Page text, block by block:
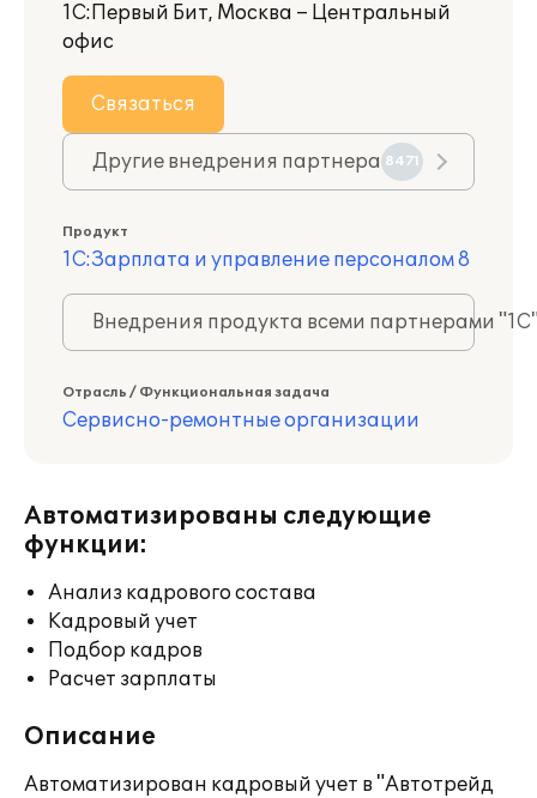
1С:Первый Бит, Москва – Центральный
офис
Связаться
Другие внедрения партнера 8471
Продукт
1С:Зарплата и управление персоналом 8
Внедрения продукта всеми партнерами
Отрасль / Функциональная задача
Сервисно-ремонтные организации
Автоматизированы следующие
функции:
Анализ кадрового состава
Кадровый учет
Подбор кадров
Расчет зарплаты
Описание
Автоматизирован кадровый учет в "Автотрейд